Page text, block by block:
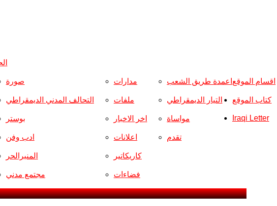
اقسام الموقع صورة
التحالف المدني الديمقراطي
بوستر
ادب وفن
المنبرالحر
مجتمع مدني
مدارات
ملفات
اخر الاخبار
اعلانات
كاريكاتير
فضاءات
اعمدة طريق الشعب
التيار الديمقراطي
مواساة
تقدم
كتاب الموقع
Iraqi Letter